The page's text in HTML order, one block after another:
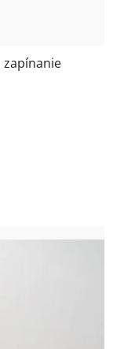
zapínanie